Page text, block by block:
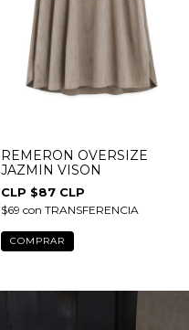
REMERON OVERSIZE
JAZMIN VISON
$87 CLP
$69 con TRANSFERENCIA